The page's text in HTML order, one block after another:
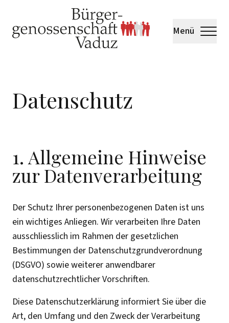
Menü
Datenschutz
1. Allgemeine Hinweise
zur Datenverarbeitung
Der Schutz Ihrer personenbezogenen Daten ist uns
ein wichtiges Anliegen. Wir verarbeiten Ihre Daten
ausschliesslich im Rahmen der gesetzlichen
Bestimmungen der Datenschutzgrundverordnung
(DSGVO) sowie weiterer anwendbarer
datenschutzrechtlicher Vorschriften.
Diese Datenschutzerklärung informiert Sie über die
Art, den Umfang und den Zweck der Verarbeitung